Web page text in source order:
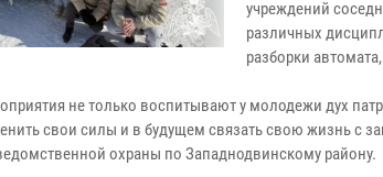
учреждений
различных
разборки
не только воспитывают у молодежи дух
свои силы и в будущем связать свою жизнь с
охраны по Западнодвинскому району.